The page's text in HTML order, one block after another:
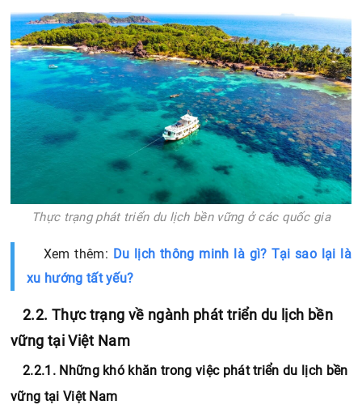
Thực trạng phát triển du lịch bền vững ở các quốc gia
Xem thêm: Du lịch thông minh là gì? Tại sao lại là
xu hướng tất yếu?
2.2. Thực trạng về ngành phát triển du lịch bền
vững tại Việt Nam
2.2.1. Những khó khăn trong việc phát triển du lịch bền
vững tại Việt Nam